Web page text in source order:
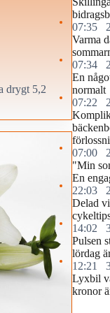
drygt 5,2
07:35
Varma
07:34
En
normalt
07:22
07:00
"Min
En
22:03
Delad
14:02
Pulsen
lördag
12:21
Lyxbil
kronor